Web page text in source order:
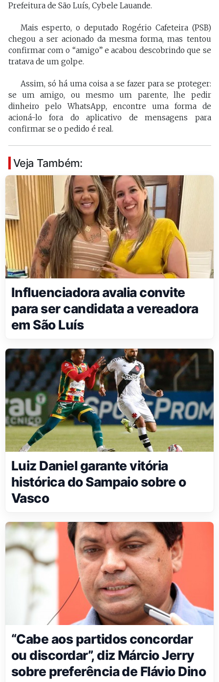
Prefeitura de São Luís, Cybele Lauande.
Mais esperto, o deputado Rogério Cafeteira (PSB)
chegou a ser acionado da mesma forma, mas tentou
confirmar com o “amigo” e acabou descobrindo que se
tratava de um golpe.
Assim, só há uma coisa a se fazer para se proteger:
se um amigo, ou mesmo um parente, lhe pedir
dinheiro pelo WhatsApp, encontre uma forma de
acioná-lo fora do aplicativo de mensagens para
confirmar se o pedido é real.
Veja Também:
Influenciadora avalia convite
para ser candidata a vereadora
em São Luís
Luiz Daniel garante vitória
histórica do Sampaio sobre o
Vasco
“Cabe aos partidos concordar
ou discordar”, diz Márcio Jerry
sobre preferência de Flávio Dino